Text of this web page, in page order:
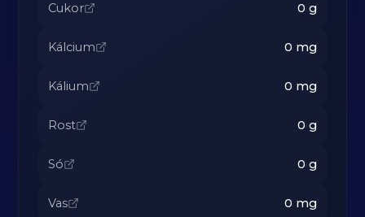
Cukor 0 g
Kálcium 0 mg
Kálium 0 mg
Rost 0 g
Só 0 g
Vas 0 mg